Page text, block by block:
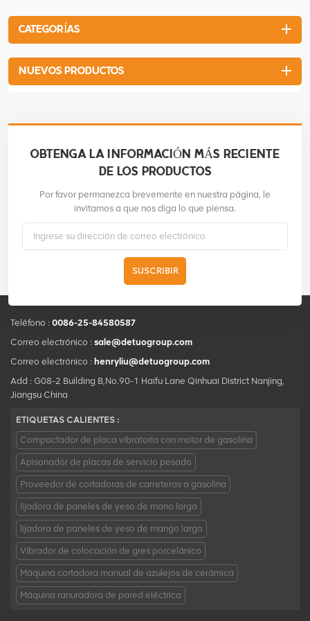
CATEGORÍAS
NUEVOS PRODUCTOS
OBTENGA LA INFORMACIÓN MÁS RECIENTE
DE LOS PRODUCTOS
Por favor permanezca brevemente en nuestra página, le
invitamos a que nos diga lo que piensa.
SUSCRIBIR
Teléfono : 0086-25-84580587
Correo electrónico : sale@detuogroup.com
Correo electrónico : henryliu@detuogroup.com
Add : G08-2 Building B,No.90-1 Haifu Lane Qinhuai District Nanjing,
Jiangsu China
ETIQUETAS CALIENTES :
Compactador de placa vibratoria con motor de gasolina
Apisonador de placas de servicio pesado
Proveedor de cortadoras de carreteras a gasolina
lijadora de paneles de yeso de mano larga
lijadora de paneles de yeso de mango largo
Vibrador de colocación de gres porcelánico
Máquina cortadora manual de azulejos de cerámica
Máquina ranuradora de pared eléctrica